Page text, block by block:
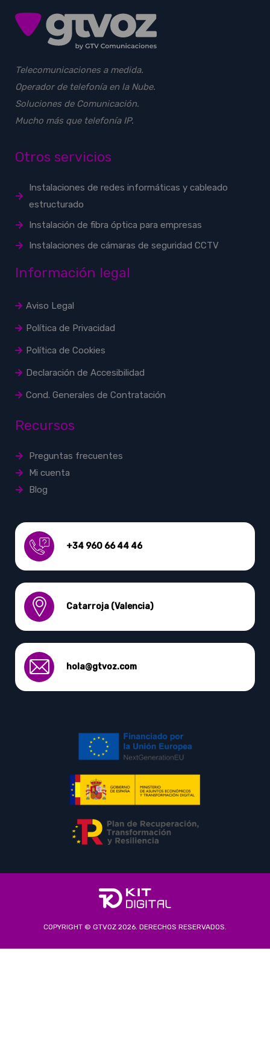
Telecomunicaciones a medida.
Operador de telefonía en la Nube.
Soluciones de Comunicación.
Mucho más que telefonía IP.
Otros servicios
Instalaciones de redes informáticas y cableado
estructurado
Instalación de fibra óptica para empresas
Instalaciones de cámaras de seguridad CCTV
Información legal
Aviso Legal
Política de Privacidad
Política de Cookies
Declaración de Accesibilidad
Cond. Generales de Contratación
Recursos
Preguntas frecuentes
Mi cuenta
Blog
+34 960 66 44 46
Catarroja (Valencia)
hola@gtvoz.com
COPYRIGHT © GTVOZ 2026. DERECHOS RESERVADOS.